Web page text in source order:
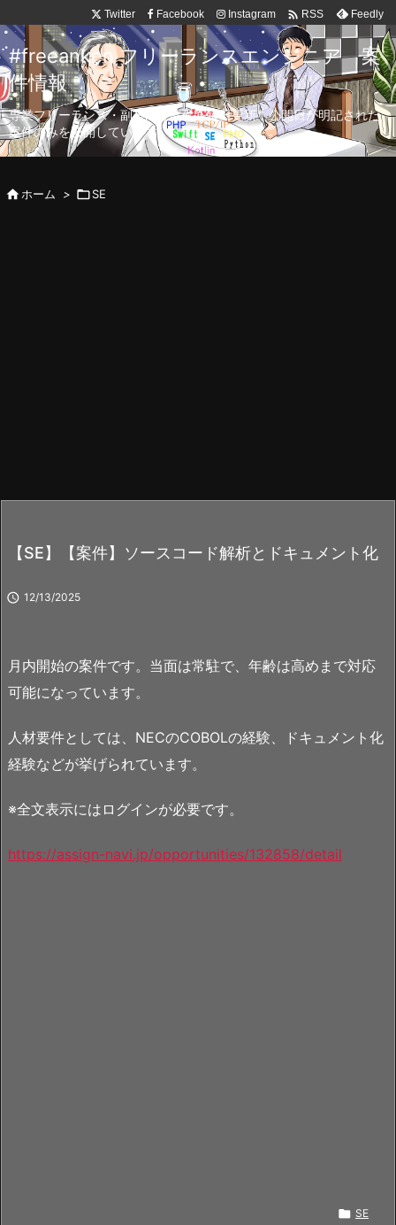
Twitter Facebook Instagram  RSS Feedly
#freeanken フリーランスエンジニア 案
件情報
専業フリーランス・副業向け案件を毎日更新！公開日が明記された
案件のみを公開しています。
ホーム > SE
【SE】【案件】ソースコード解析とドキュメント化
 12/13/2025
月内開始の案件です。当面は常駐で、年齢は高めまで対応
可能になっています。
人材要件としては、NECのCOBOLの経験、ドキュメント化
経験などが挙げられています。
※全文表示にはログインが必要です。
https://assign-navi.jp/opportunities/132858/detail
 SE